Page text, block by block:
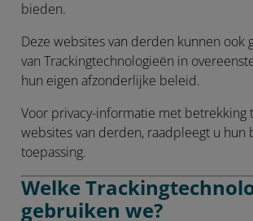
bieden.
Deze websites van derden kunnen ook
van Trackingtechnologieën in
hun eigen afzonderlijke beleid.
Voor privacy-informatie met betrekking
websites van derden, raadpleegt u hun
toepassing.
Welke
gebruiken we?